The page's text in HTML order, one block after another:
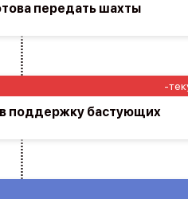
-
поддержку бастующих
передать шахты